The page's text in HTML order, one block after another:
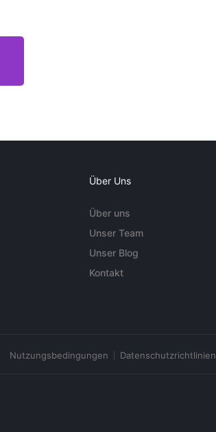
Über Uns
Über uns
Unser Team
Unser Blog
Kontakt
Nutzungsbedingungen Datenschutzrichtlinien